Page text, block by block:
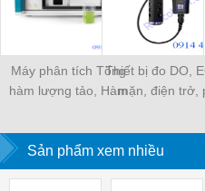
Máy phân tích Tổng
hàm lượng tảo, Hàm
lượng tảo cát
(diatoms), Hàm lượng
cryptophyceae, Hợp
Thiết bị đo DO,
mặn, điện trở,
Clorua, thiết bị
trường YSI
Sản phẩm xem nhiều